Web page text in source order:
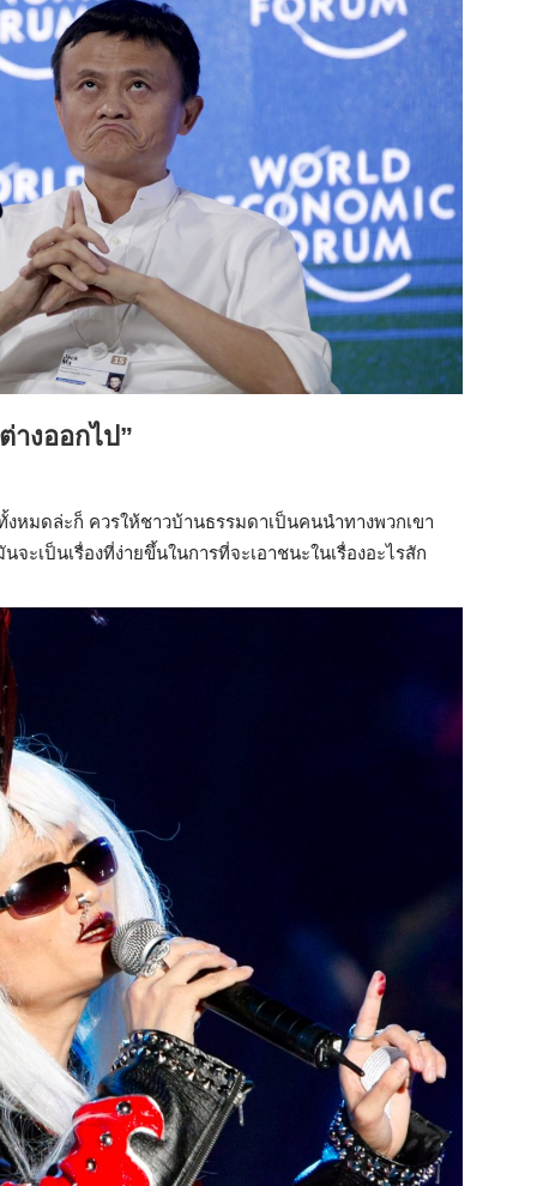
างออกไป”
มดล่ะก็ ควรให้ชาวบ้านธรรมดาเป็นคนนำทางพวกเขา
ะเป็นเรื่องที่ง่ายขึ้นในการที่จะเอาชนะในเรื่องอะไรสัก